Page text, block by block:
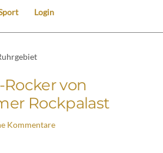
Login
von
Rockpalast
Kommentare